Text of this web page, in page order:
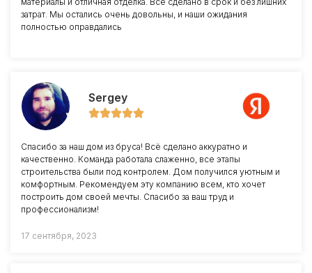
затрат. Мы остались очень довольны, и наши ожидания
полностью оправдались
Sergey
Спасибо за наш дом из бруса! Всё сделано аккуратно и
качественно. Команда работала слаженно, все этапы
строительства были под контролем. Дом получился уютным и
комфортным. Рекомендуем эту компанию всем, кто хочет
построить дом своей мечты. Спасибо за ваш труд и
профессионализм!
17 сентября, 2023